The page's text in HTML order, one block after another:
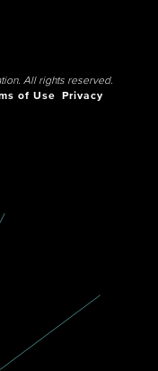
All rights reserved.
of Use
Privacy